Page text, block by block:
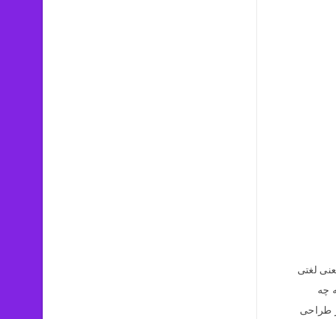
لغتی
چه
طراحی